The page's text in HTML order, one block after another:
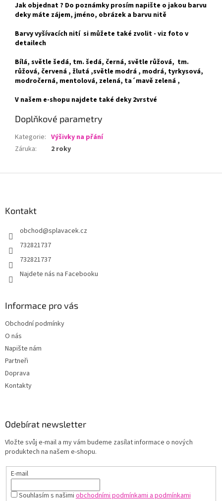
Jak objednat ? Do poznámky prosím napište o jakou barvu
deky máte zájem, jméno, obrázek a barvu nitě
Barvy vyšívacích nití si můžete také zvolit - viz foto v
detailech
Bílá, světle šedá, tm. šedá, černá, světle růžová, tm.
růžová, červená , žlutá ,světle modrá , modrá, tyrkysová,
modročerná, mentolová, zelená, ta´mavě zelená ,
V našem e-shopu najdete také deky 2vrstvé
Doplňkové parametry
Kategorie: Výšivky na přání
Záruka: 2 roky
Kontakt
obchod@splavacek.cz
732821737
732821737
Najdete nás na Facebooku
Informace pro vás
Obchodní podmínky
O nás
Napište nám
Partneři
Doprava
Kontakty
Odebírat newsletter
Vložte svůj e-mail a my vám budeme zasílat informace o nových
produktech na našem e-shopu.
E-mail
Souhlasím s našimiobchodními podmínkami a podmínkami